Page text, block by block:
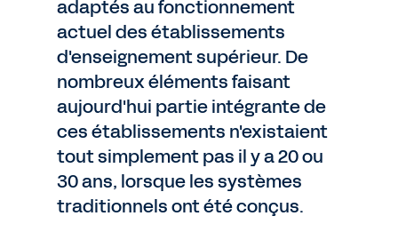
adaptés au fonctionnement
actuel des établissements
d'enseignement supérieur. De
nombreux éléments faisant
aujourd'hui partie intégrante de
ces établissements n'existaient
tout simplement pas il y a 20 ou
30 ans, lorsque les systèmes
traditionnels ont été conçus.